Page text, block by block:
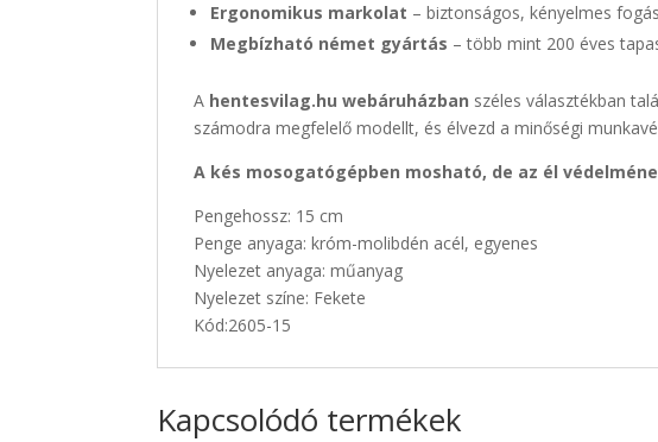
Ergonomikus markolat – biztonságos, kényelmes
Megbízható német gyártás – több mint 200 éves
A hentesvilag.hu webáruházban széles választékban
számodra megfelelő modellt, és élvezd a minőségi
A kés mosogatógépben mosható, de az él
Pengehossz: 15 cm
Penge anyaga: króm-molibdén acél, egyenes
Nyelezet anyaga: műanyag
Nyelezet színe: Fekete
Kód:2605-15
Kapcsolódó termékek